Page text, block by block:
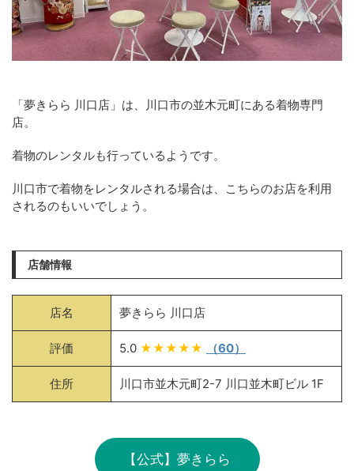
「夢きらら 川口店」は、川口市の並木元町にある着物専門
店。
着物のレンタルも行っているようです。
川口市で着物をレンタルされる場合は、こちらのお店を利用
されるのもいいでしょう。
店舗情報
店名 夢きらら 川口店
評価 5.0 ★★★★★ （60）
住所 川口市並木元町2-7 川口並木町ビル 1F
【公式】夢きらら